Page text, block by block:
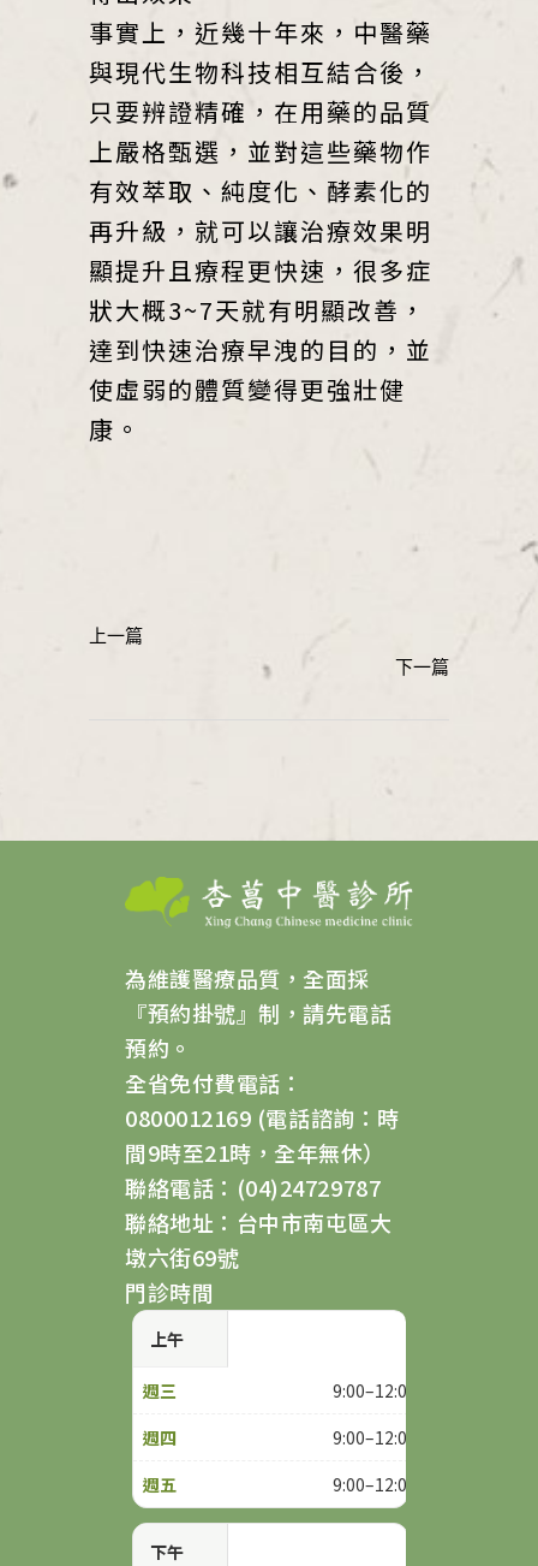
事實上，近幾十年來，中醫藥
與現代生物科技相互結合後，
只要辨證精確，在用藥的品質
上嚴格甄選，並對這些藥物作
有效萃取、純度化、酵素化的
再升級，就可以讓治療效果明
顯提升且療程更快速，很多症
狀大概3~7天就有明顯改善，
達到快速治療早洩的目的，並
使虛弱的體質變得更強壯健
康。
為維護醫療品質，全面採
『預約掛號』制，請先電話
預約。
全省免付費電話：
0800012169 (電話諮詢：時
間9時至21時，全年無休）
聯絡電話：(04)24729787
聯絡地址：台中市南屯區大
墩六街69號
門診時間
上午
9:00–12:00
9:00–12:00
9:00–12:00
下午